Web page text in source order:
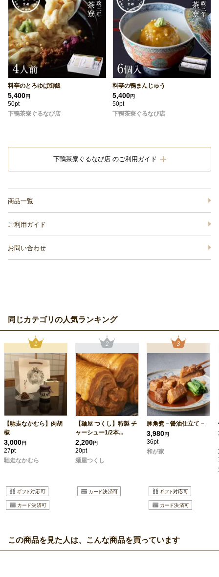
料亭のとろゆば御飯
5,400円
50pt
下鴨茶寮ぐるなび店
料亭の鴨まんじゅう
5,400円
50pt
下鴨茶寮ぐるなび店
下鴨茶寮ぐるなび店 のご利用ガイド
商品一覧
ご利用ガイド
お問い合わせ
同じカテゴリの人気ランキング
【馳走なかむら】肉胡
椒
3,000円
27pt
馳走なかむら
【麺屋 つくし】特製 チ
ャーシュー1/2本...
2,200円
20pt
麺屋つくし
豚角煮－醤油仕立て－
3,980円
36pt
和が家
この商品を見た人は、こんな商品を買っています